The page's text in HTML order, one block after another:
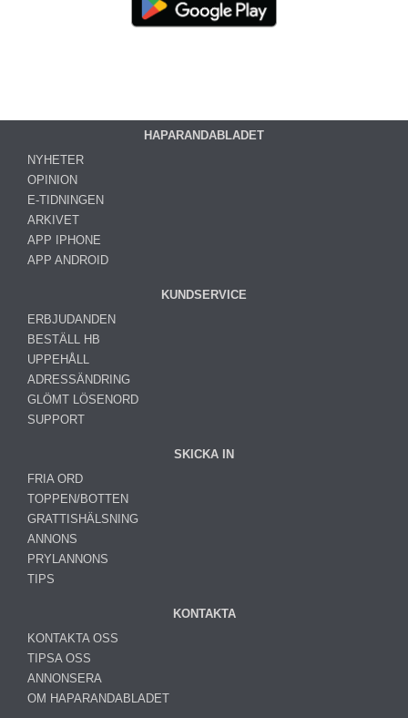
HAPARANDABLADET
NYHETER
OPINION
E-TIDNINGEN
ARKIVET
APP IPHONE
APP ANDROID
KUNDSERVICE
ERBJUDANDEN
BESTÄLL HB
UPPEHÅLL
ADRESSÄNDRING
GLÖMT LÖSENORD
SUPPORT
SKICKA IN
FRIA ORD
TOPPEN/BOTTEN
GRATTISHÄLSNING
ANNONS
PRYLANNONS
TIPS
KONTAKTA
KONTAKTA OSS
TIPSA OSS
ANNONSERA
OM HAPARANDABLADET